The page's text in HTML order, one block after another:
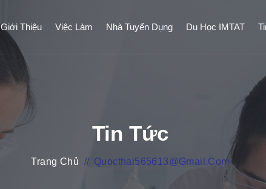
Giới Thiệu Việc Làm Nhà Tuyển Dụng Du Học IMTAT
Tin Tức
Trang Chủ // Quocthai565613@gmail.com